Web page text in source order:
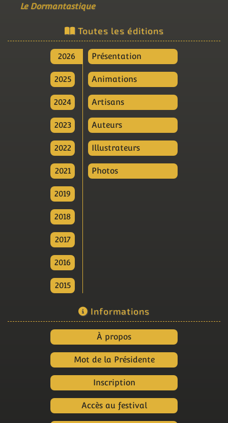
Le Dormantastique
Toutes les éditions
2026
2025
2024
2023
2022
2021
2019
2018
2017
2016
2015
Présentation
Animations
Artisans
Auteurs
Illustrateurs
Photos
Informations
À propos
Mot de la Présidente
Inscription
Accès au festival